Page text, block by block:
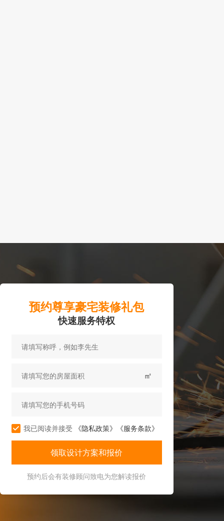
预约尊享豪宅装修礼包
快速服务特权
㎡
我已阅读并接受 《隐私政策》 《服务条款》
预约后会有装修顾问致电为您解读报价